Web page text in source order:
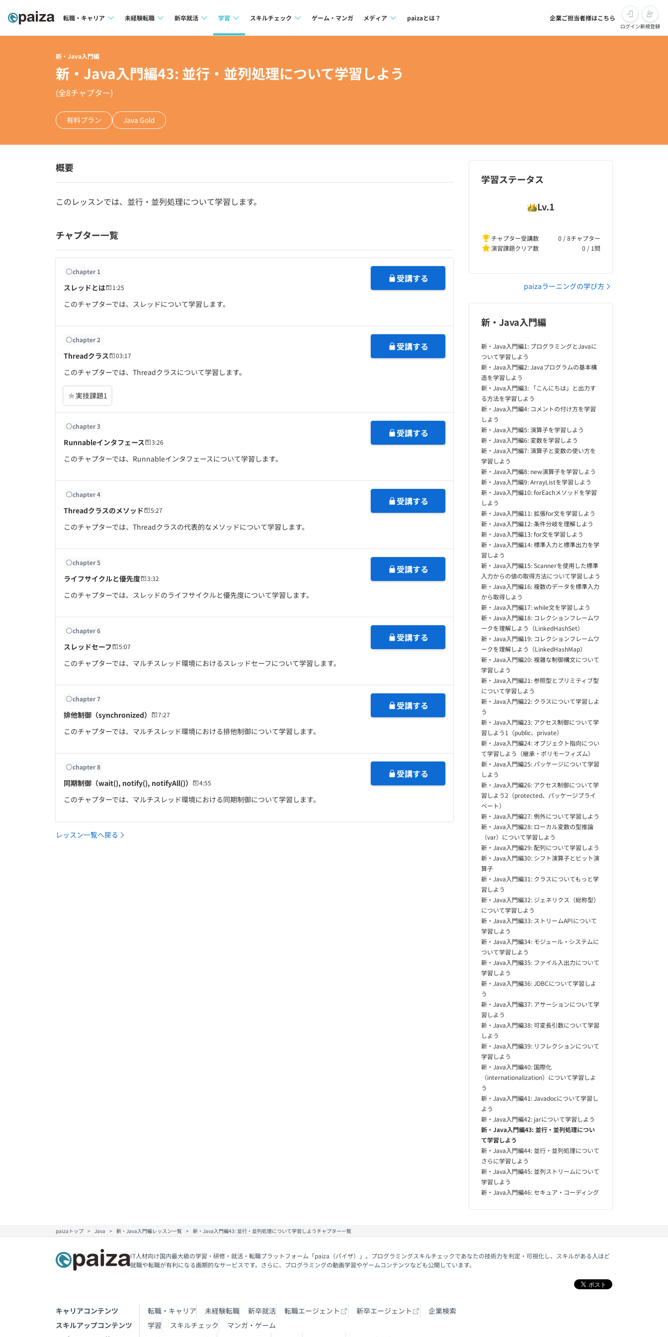
転職・キャリア
インタビュー
転職成功ガイド
転職エージェント
未経験転職
インタビュー
新卒就活
インターン
学習
問題集
スキルチェック
SQL
ゲーム・マンガ メディア
paiza times
paizaとは？ 企業ご担当者様はこちら
ログイン新規登録
新・Java入門編
新・Java入門編43: 並行・並列処理について学習しよう
(全8チャプター)
有料プラン Java Gold
概要
このレッスンでは、並行・並列処理について学習します。
チャプター一覧
chapter 1
スレッドとは 1:25
このチャプターでは、スレッドについて学習します。
受講する
chapter2
Threadクラス 03:17
このチャプターでは、Threadクラスについて学習します。
受講する
実技課題1
chapter3
Runnableインタフェース 3:26
このチャプターでは、Runnableインタフェースについて学習します。
受講する
chapter4
Threadクラスのメソッド 5:27
このチャプターでは、Threadクラスの代表的なメソッドについて学習します。
受講する
chapter5
ライフサイクルと優先度 3:32
このチャプターでは、スレッドのライフサイクルと優先度について学習します。
受講する
chapter6
スレッドセーフ 5:07
このチャプターでは、マルチスレッド環境におけるスレッドセーフについて学習します。
受講する
chapter7
排他制御（synchronized） 7:27
このチャプターでは、マルチスレッド環境における排他制御について学習します。
受講する
chapter8
同期制御（wait(), notify(), notifyAll()） 4:55
このチャプターでは、マルチスレッド環境における同期制御について学習します。
受講する
レッスン一覧へ戻る
学習ステータス
Lv.1
チャプター受講数
0 / 8チャプター
演習課題クリア数
0 / 1 問
paizaラーニングの学び方
新・Java入門編
新・Java入門編1: プログラミングとJavaに
ついて学習しよう
新・Java入門編2: Javaプログラムの基本構
造を学習しよう
新・Java入門編3: 「こんにちは」と出力す
る方法を学習しよう
新・Java入門編4: コメントの付け方を学習
しよう
新・Java入門編5: 演算子を学習しよう
新・Java入門編6: 変数を学習しよう
新・Java入門編7: 演算子と変数の使い方を
学習しよう
新・Java入門編8: new演算子を学習しよう
新・Java入門編9: ArrayListを学習しよう
新・Java入門編10: forEachメソッドを学習
しよう
新・Java入門編11: 拡張for文を学習しよう
新・Java入門編12: 条件分岐を理解しよう
新・Java入門編13: for文を学習しよう
新・Java入門編14: 標準入力と標準出力を学
習しよう
新・Java入門編15: Scannerを使用した標準
入力からの値の取得方法について学習しよう
新・Java入門編16: 複数のデータを標準入力
から取得しよう
新・Java入門編17: while文を学習しよう
新・Java入門編18: コレクションフレームワ
ークを理解しよう（LinkedHashSet）
新・Java入門編19: コレクションフレームワ
ークを理解しよう（LinkedHashMap）
新・Java入門編20: 複雑な制御構文について
学習しよう
新・Java入門編21: 参照型とプリミティブ型
について学習しよう
新・Java入門編22: クラスについて学習しよ
う
新・Java入門編23: アクセス制御について学
習しよう1（public、private）
新・Java入門編24: オブジェクト指向につい
て学習しよう（継承・ポリモーフィズム）
新・Java入門編25: パッケージについて学習
しよう
新・Java入門編26: アクセス制御について学
習しよう2（protected、パッケージプライ
ベート）
新・Java入門編27: 例外について学習しよう
新・Java入門編28: ローカル変数の型推論
（var）について学習しよう
新・Java入門編29: 配列について学習しよう
新・Java入門編30: シフト演算子とビット演
算子
新・Java入門編31: クラスについてもっと学
習しよう
新・Java入門編32: ジェネリクス（総称型）
について学習しよう
新・Java入門編33: ストリームAPIについて
学習しよう
新・Java入門編34: モジュール・システムに
ついて学習しよう
新・Java入門編35: ファイル入出力について
学習しよう
新・Java入門編36: JDBCについて学習しよ
う
新・Java入門編37: アサーションについて学
習しよう
新・Java入門編38: 可変長引数について学習
しよう
新・Java入門編39: リフレクションについて
学習しよう
新・Java入門編40: 国際化
（internationalization）について学習しよ
う
新・Java入門編41: Javadocについて学習し
よう
新・Java入門編42: jarについて学習しよう
新・Java入門編43: 並行・並列処理につい
て学習しよう
新・Java入門編44: 並行・並列処理について
さらに学習しよう
新・Java入門編45: 並列ストリームについて
学習しよう
新・Java入門編46: セキュア・コーディング
paizaトップ Java 新・Java入門編レッスン一覧 新・Java入門編43: 並行・並列処理について学習しようチャプター一覧
IT人材向け国内最大級の学習・研修・就活・転職プラットフォーム「paiza（パイザ）」。プログラミングスキルチェックであなたの技術力を判定・可視化し、スキルがある人ほど
就職や転職が有利になる画期的なサービスです。さらに、プログラミングの動画学習やゲームコンテンツなども公開しています。
キャリアコンテンツ 転職・キャリア 未経験転職 新卒就活 転職エージェント 新卒エージェント
企業検索
スキルアップコンテンツ
学習 スキルチェック
マンガ・ゲーム